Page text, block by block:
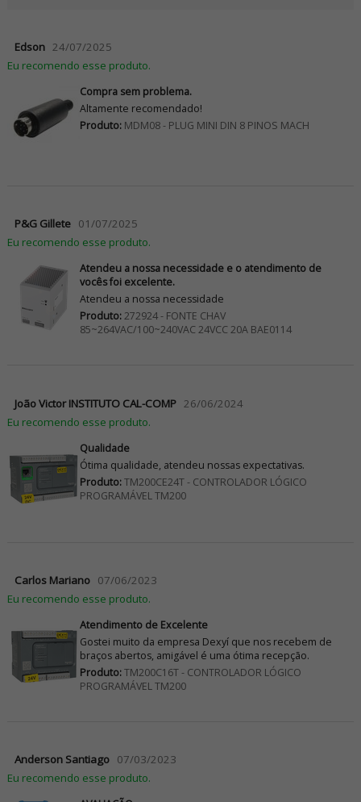
Edson 24/07/2025
Eu recomendo esse produto.
Compra sem problema.
Altamente recomendado!
Produto:MDM08 - PLUG MINI DIN 8 PINOS MACH
P&G Gillete 01/07/2025
Eu recomendo esse produto.
Atendeu a nossa necessidade e o atendimento de
vocês foi excelente.
Atendeu a nossa necessidade
Produto:272924 - FONTE CHAV
85~264VAC/100~240VAC 24VCC 20A BAE0114
João Victor INSTITUTO CAL-COMP 26/06/2024
Eu recomendo esse produto.
Qualidade
Ótima qualidade, atendeu nossas expectativas.
Produto:TM200CE24T - CONTROLADOR LÓGICO
PROGRAMÁVEL TM200
Carlos Mariano 07/06/2023
Eu recomendo esse produto.
Atendimento de Excelente
Gostei muito da empresa Dexyí que nos recebem de
braços abertos, amigável é uma ótima recepção.
Produto:TM200C16T - CONTROLADOR LÓGICO
PROGRAMÁVEL TM200
Anderson Santiago 07/03/2023
Eu recomendo esse produto.